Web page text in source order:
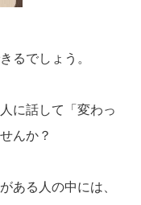
るでしょう。
に話して「変わっ
んか？
ある人の中には、